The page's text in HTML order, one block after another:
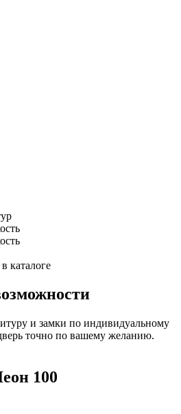
и замки по индивидуальному
точно по вашему желанию.
100